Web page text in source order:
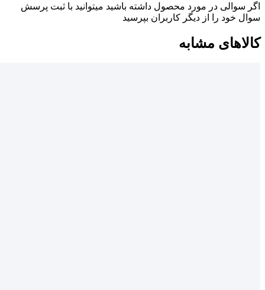
اگر سوالی در مورد محصول داشته باشید میتوانید با ثبت پرسش
سوال خود را از دیگر کاربران بپرسید
کالاهای مشابه